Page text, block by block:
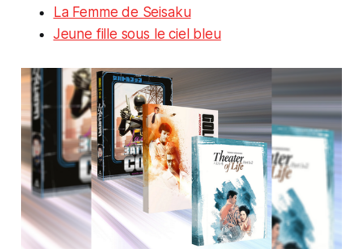
La Femme de Seisaku
Jeune fille sous le ciel bleu